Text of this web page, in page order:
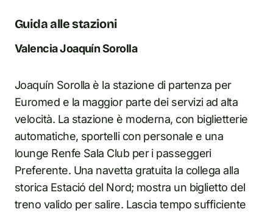
Guida alle stazioni
Valencia Joaquín Sorolla
Joaquín Sorolla è la stazione di partenza per
Euromed e la maggior parte dei servizi ad alta
velocità. La stazione è moderna, con biglietterie
automatiche, sportelli con personale e una
lounge Renfe Sala Club per i passeggeri
Preferente. Una navetta gratuita la collega alla
storica Estació del Nord; mostra un biglietto del
treno valido per salire. Lascia tempo sufficiente